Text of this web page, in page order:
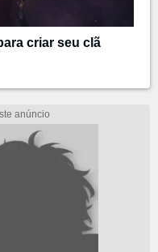
criar seu clã